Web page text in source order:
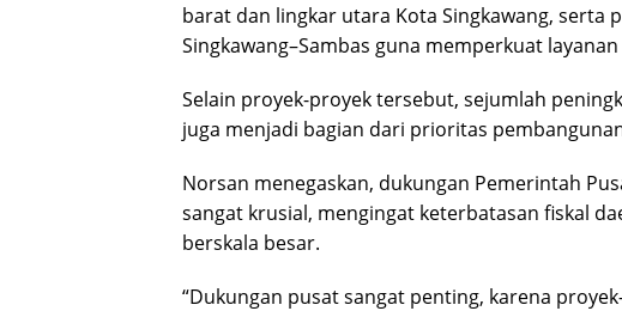
barat dan lingkar utara Kota Singkawang, serta
Singkawang–Sambas guna memperkuat
Selain proyek-proyek tersebut, sejumlah
juga menjadi bagian dari prioritas
Norsan menegaskan, dukungan Pemerintah
sangat krusial, mengingat keterbatasan fiskal
berskala besar.
“Dukungan pusat sangat penting, karena